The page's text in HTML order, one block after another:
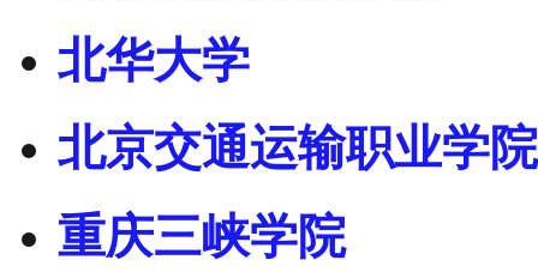
北华大学
北京交通运输职业学院
重庆三峡学院